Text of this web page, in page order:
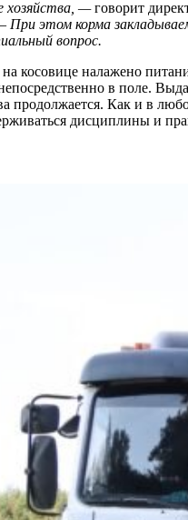
хозяйства, —говорит
При этом корма
вопрос.
на косовице налажено
в поле.
продолжается. Как и в
дисциплины и